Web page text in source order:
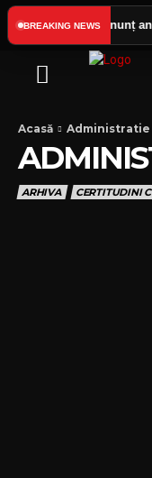
BREAKING NEWS
public Anunț
Acasă Administratie
ARHIVA CERTITUDINI